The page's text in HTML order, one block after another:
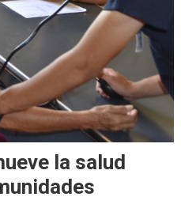
la salud